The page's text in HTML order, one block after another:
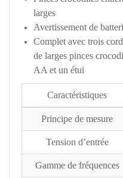
larges
Avertissement de
Complet avec trois
de larges pinces
AA et un étui
Caractéristiques
Principe de mesure
Tension d’entrée
Gamme de fréquences